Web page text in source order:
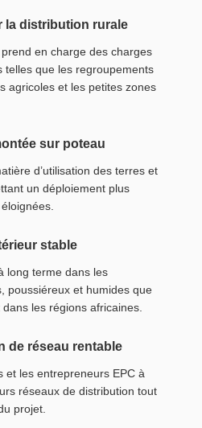
la distribution rurale
en charge des charges
telles que les regroupements
agricoles et les petites zones
sur poteau
d’utilisation des terres et
un déploiement plus
stable
long terme dans les
poussiéreux et humides que
les régions africaines.
de réseau rentable
et les entrepreneurs EPC à
réseaux de distribution tout
projet.